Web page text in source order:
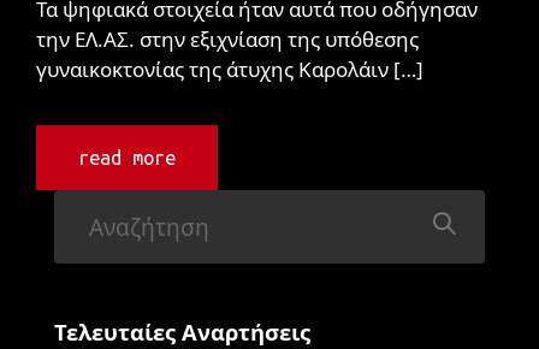
Τα ψηφιακά στοιχεία ήταν αυτά που οδήγησαν
την ΕΛ.ΑΣ. στην εξιχνίαση της υπόθεσης
γυναικοκτονίας της άτυχης Καρολάιν […]
read more
Τελευταίες Αναρτήσεις